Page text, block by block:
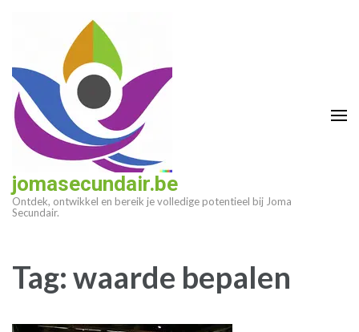
(druk
enter)
jomasecundair.be
Ontdek, ontwikkel en bereik je volledige potentieel bij Joma
Secundair.
Tag:waarde bepalen